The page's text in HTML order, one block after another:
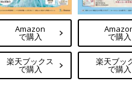
Amazon
で購入
楽天ブックス
で購入
で購入
楽天ブッ
で購入